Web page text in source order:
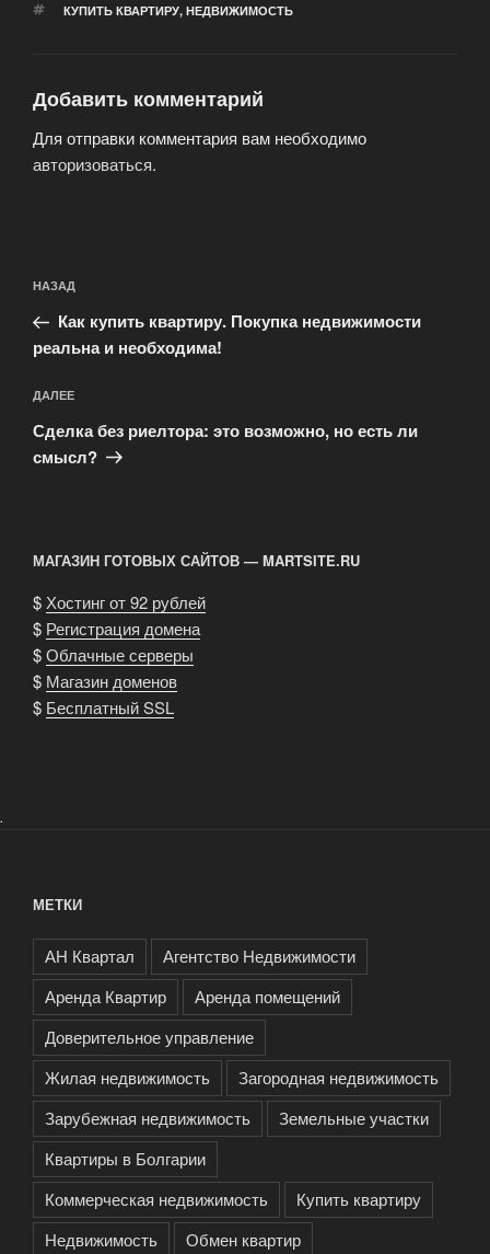
МЕТКИ
КУПИТЬ КВАРТИРУ, НЕДВИЖИМОСТЬ
Добавить комментарий
Для отправки комментария вам необходимо
авторизоваться.
по
записям
Предыдущая
запись:
НАЗАД
Как купить квартиру. Покупка недвижимости
реальна и необходима!
Следующая
запись
ДАЛЕЕ
Сделка без риелтора: это возможно, но есть ли
смысл?
МАГАЗИН ГОТОВЫХ САЙТОВ — MARTSITE.RU
$Хостинг от 92 рублей
$ Регистрация домена
$Облачные серверы
$ Магазин доменов
$ Бесплатный SSL
.
МЕТКИ
АН Квартал
Агентство Недвижимости
Аренда Квартир
Аренда помещений
Доверительное управление
Жилая недвижимость
Загородная недвижимость
Зарубежная недвижимость
Земельные участки
Квартиры в Болгарии
Коммерческая недвижимость
Купить квартиру
Недвижимость
Обмен квартир